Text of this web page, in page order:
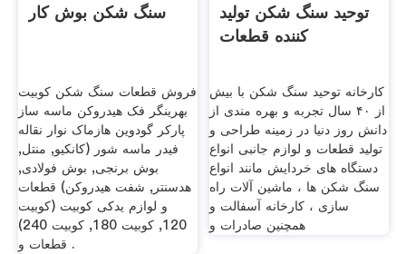
سنگ شکن بوش کار
فروش قطعات سنگ شکن کوبیت
بهرینگر فک هیدروکن ماسه ساز
پارکر گودوین هازماک نوار نقاله
فیدر ماسه شور (کانکیو, منتل,
بوش برنجی, بوش فولادی,
هدسنتر, شفت هیدروکن) قطعات
و لوازم یدکی کوبیت (کوبیت
120, کوبیت 180, کوبیت 240)
قطعات و .
توحید سنگ شکن تولید
کننده قطعات
کارخانه توحید سنگ شکن با بیش
از ۴۰ سال تجربه و بهره مندی از
دانش روز دنیا در زمینه طراحی و
تولید قطعات و لوازم جانبی انواع
دستگاه های خردایش مانند انواع
سنگ شکن ها ، ماشین آلات راه
سازی ، کارخانه آسفالت و
همچنین صادرات و